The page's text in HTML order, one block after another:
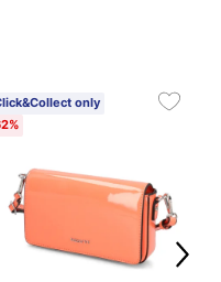
only